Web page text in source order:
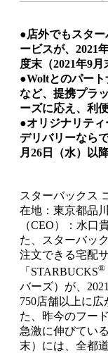
●店外でもスタ
ービスが、2021
度末（2021年9
●Woltとのパー
など、提携プラ
ーズに応え、利
●オリジナリティ
デリバリーなら
月26日（水）以
スターバックス
在地：東京都品
（CEO）：水口
た、スターバッ
注文できる宅配
「STARBUCKS®
バーズ）が、
750店舗以上に
た、昨今のフー
急激に伸びてい
末）には、全都